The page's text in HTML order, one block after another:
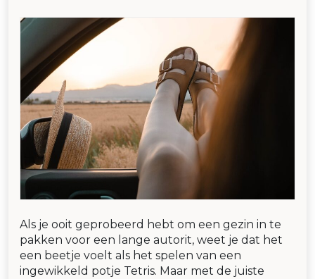
Als je ooit geprobeerd hebt om een gezin in te
pakken voor een lange autorit, weet je dat het
een beetje voelt als het spelen van een
ingewikkeld potje Tetris. Maar met de juiste